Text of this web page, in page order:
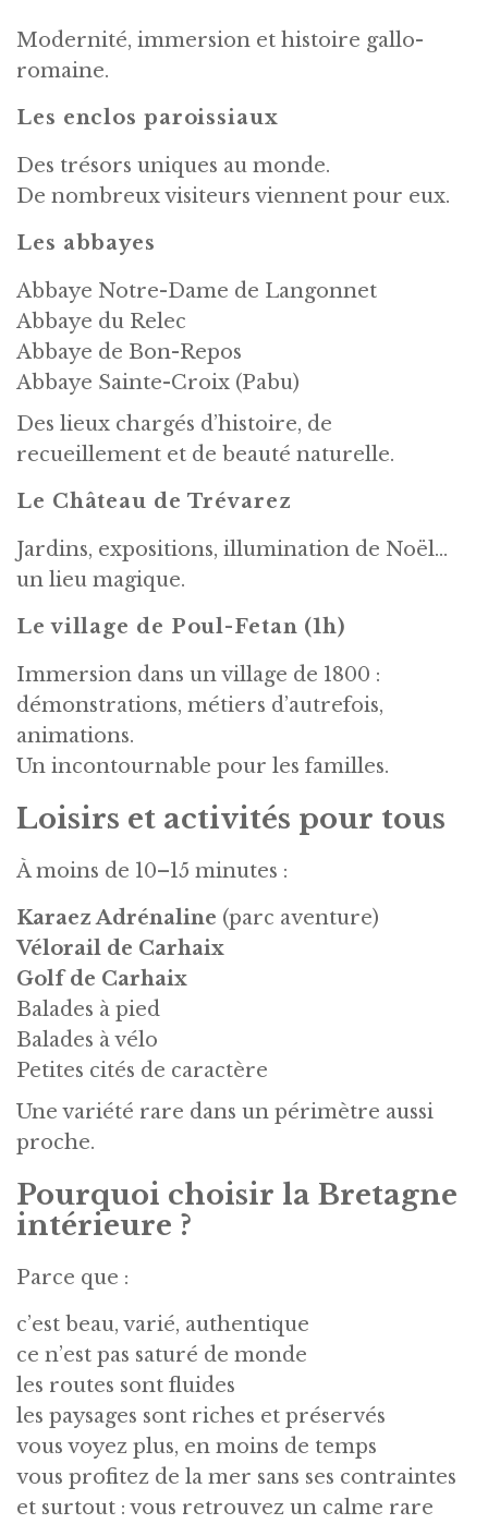
Modernité, immersion et histoire gallo-
romaine.
Les enclos paroissiaux
Des trésors uniques au monde.
De nombreux visiteurs viennent pour eux.
Les abbayes
Abbaye Notre-Dame de Langonnet
Abbaye du Relec
Abbaye de Bon-Repos
Abbaye Sainte-Croix (Pabu)
Des lieux chargés d’histoire, de
recueillement et de beauté naturelle.
Le Château de Trévarez
Jardins, expositions, illumination de Noël…
un lieu magique.
Le village de Poul-Fetan (1h)
Immersion dans un village de 1800 :
démonstrations, métiers d’autrefois,
animations.
Un incontournable pour les familles.
Loisirs et activités pour tous
À moins de 10–15 minutes :
Karaez Adrénaline (parc aventure)
Vélorail de Carhaix
Golf de Carhaix
Balades à pied
Balades à vélo
Petites cités de caractère
Une variété rare dans un périmètre aussi
proche.
Pourquoi choisir la Bretagne
intérieure ?
Parce que :
c’est beau, varié, authentique
ce n’est pas saturé de monde
les routes sont fluides
les paysages sont riches et préservés
vous voyez plus, en moins de temps
vous profitez de la mer sans ses contraintes
et surtout : vous retrouvez un calme rare